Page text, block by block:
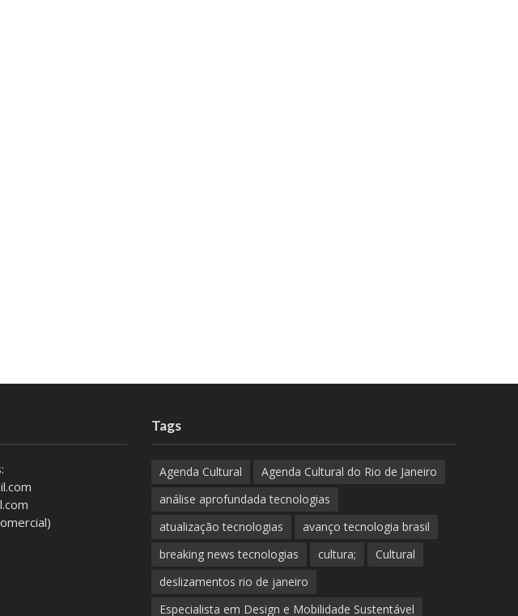
Tags
Agenda Cultural
Agenda Cultural do Rio de Janeiro
análise aprofundada tecnologias
atualização tecnologias
avanço tecnologia brasil
breaking news tecnologias
cultura;
Cultural
deslizamentos rio de janeiro
Especialista em Design e Mobilidade Sustentável